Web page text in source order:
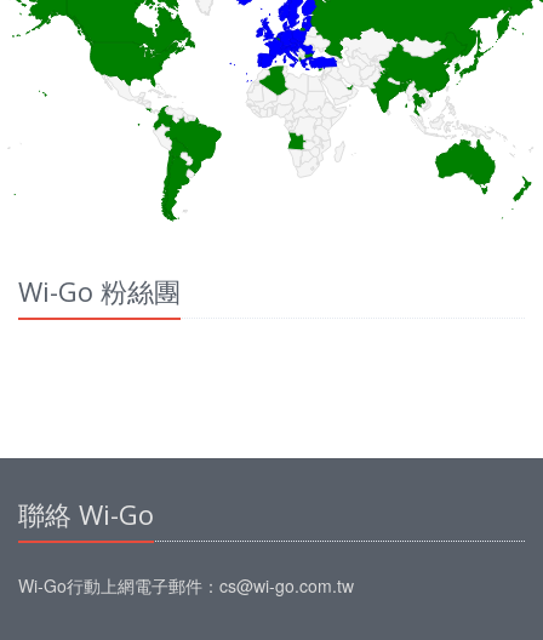
Wi-Go 粉絲團
聯絡 Wi-Go
Wi-Go行動上網電子郵件： cs@wi-go.com.tw